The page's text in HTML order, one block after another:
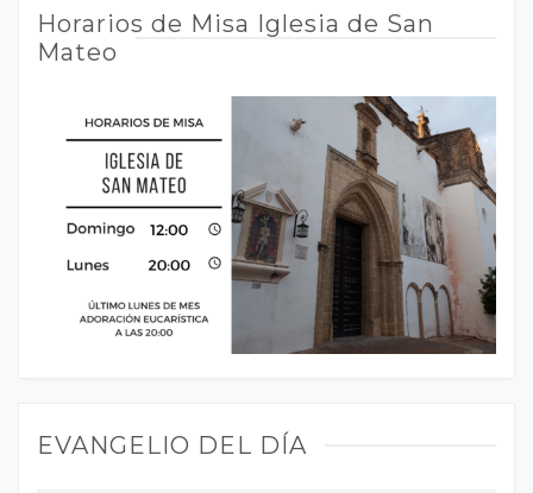
Horarios de Misa Iglesia de San
Mateo
EVANGELIO DEL DÍA